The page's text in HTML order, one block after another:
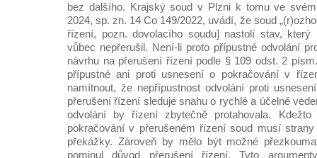
bez dalšího. Krajský soud v Plzni k tomu ve
2024, sp. zn. 14 Co 149/2022, uvádí, že soud
řízení, pozn. dovolacího soudu] nastolí stav,
vůbec nepřerušil. Není-li proto přípustné odvolání
návrhu na přerušení řízení podle § 109 odst. 2
přípustné ani proti usnesení o pokračování v
namítnout, že nepřípustnost odvolání proti
přerušení řízení sleduje snahu o rychlé a účelné
odvolání by řízení zbytečně protahovala.
pokračování v přerušeném řízení soud musí
překážky. Zároveň by mělo být možné
pominul důvod přerušení řízení. Tyto